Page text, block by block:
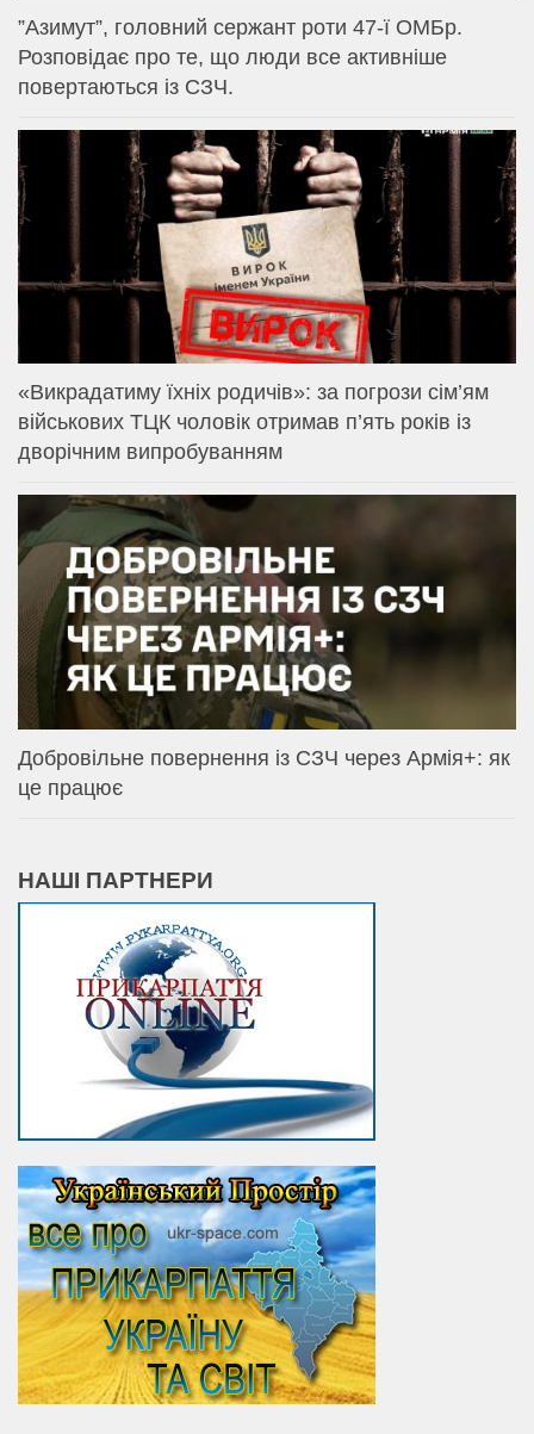
⁨”Азимут”, головний сержант роти 47-ї ОМБр.
Розповідає про те, що люди все активніше
повертаються із СЗЧ.
«Викрадатиму їхніх родичів»: за погрози сім’ям
військових ТЦК чоловік отримав п’ять років із
дворічним випробуванням
Добровільне повернення із СЗЧ через Армія+: як
це працює
НАШІ ПАРТНЕРИ